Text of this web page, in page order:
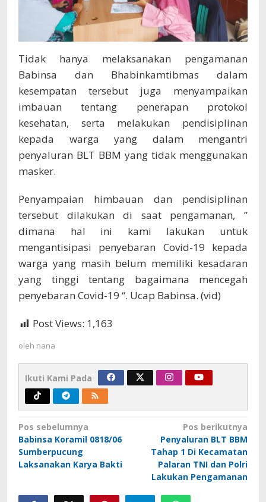
Tidak hanya melaksanakan pengamanan
Babinsa dan Bhabinkamtibmas dalam
kesempatan tersebut juga menyampaikan
imbauan tentang penerapan protokol
kesehatan, serta melakukan pendisiplinan
kepada warga yang dalam mengantri
penyaluran BLT BBM yang tidak menggunakan
masker.
Penyampaian himbauan dan pendisiplinan
tersebut dilakukan di saat pengamanan, ”
dimana hal ini kami lakukan untuk
mengantisipasi penyebaran Covid-19 kepada
warga yang masih belum memiliki kesadaran
yang tinggi tentang bagaimana mencegah
penyebaran Covid-19 “. Ucap Babinsa. (vid)
Post Views: 1,163
oleh nana
Ikuti Kami Pada
Navigasi
pos
Pos sebelumnya
Babinsa Koramil 0818/06
Sumberpucung
Laksanakan Karya Bakti
Pos berikutnya
Penyaluran BLT BBM
Tahap 1 Di Kecamatan
Palaran TNI dan Polri
Lakukan Pengamanan